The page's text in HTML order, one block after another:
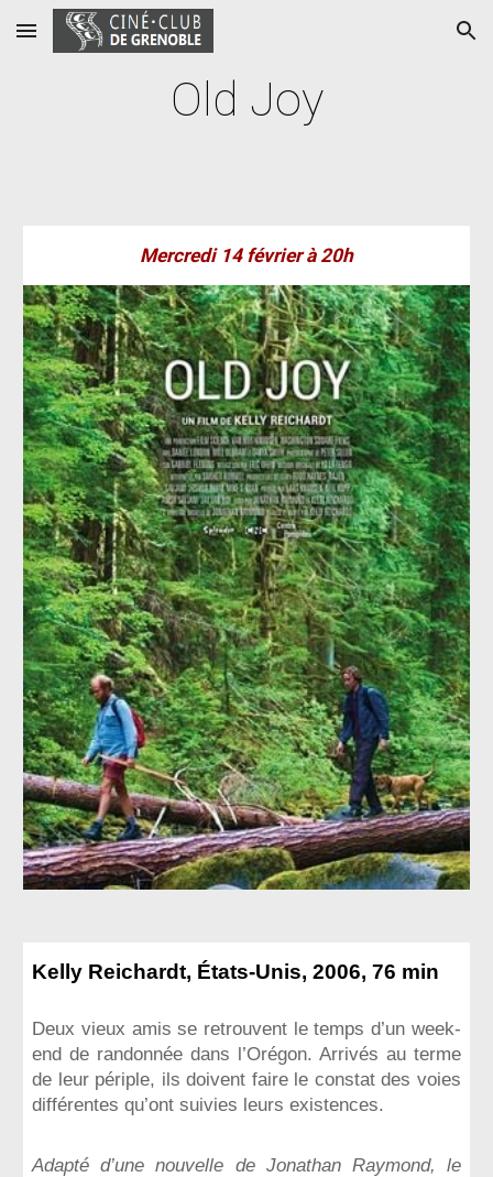
Skip to main content Skip to navigation
Old Joy
Mercredi 14février à 20h
Kelly Reichardt, États-Unis, 2006, 76 min
Deux vieux amis se retrouvent le temps d’un week-
end de randonnée dans l’Orégon. Arrivés au terme
de leur périple, ils doivent faire le constat des voies
différentes qu’ont suivies leurs existences.
Adapté d’une nouvelle de Jonathan Raymond, le